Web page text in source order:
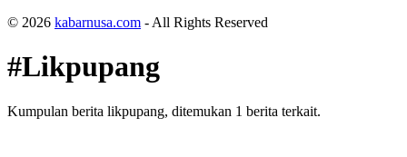
© 2026 kabarnusa.com - All Rights Reserved
#Likpupang
Kumpulan berita likpupang, ditemukan 1 berita terkait.